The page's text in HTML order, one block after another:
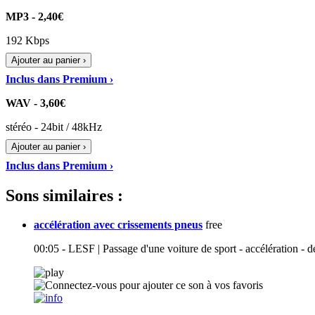
MP3 - 2,40€
192 Kbps
Ajouter au panier ›
Inclus dans Premium ›
WAV - 3,60€
stéréo - 24bit / 48kHz
Ajouter au panier ›
Inclus dans Premium ›
Sons similaires :
accélération avec crissements pneus free
00:05 - LESF | Passage d'une voiture de sport - accélération -